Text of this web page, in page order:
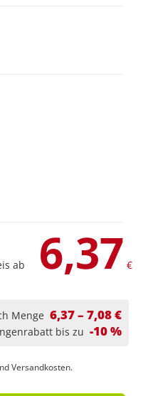
ab 6,37 €
Menge 6,37 – 7,08 €
bis zu -10 %
Versandkosten.